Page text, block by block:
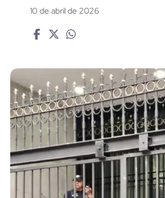
10 de abril de 2026